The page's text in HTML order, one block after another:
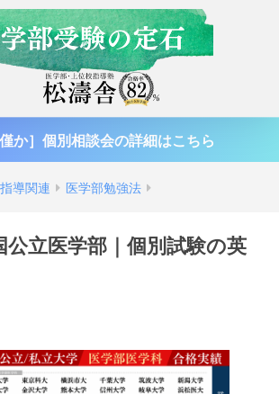
か］個別相談会の詳細はこちら
導関連 医学部勉強法
公立医学部｜個別試験の英